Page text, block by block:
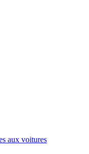
aux voitures